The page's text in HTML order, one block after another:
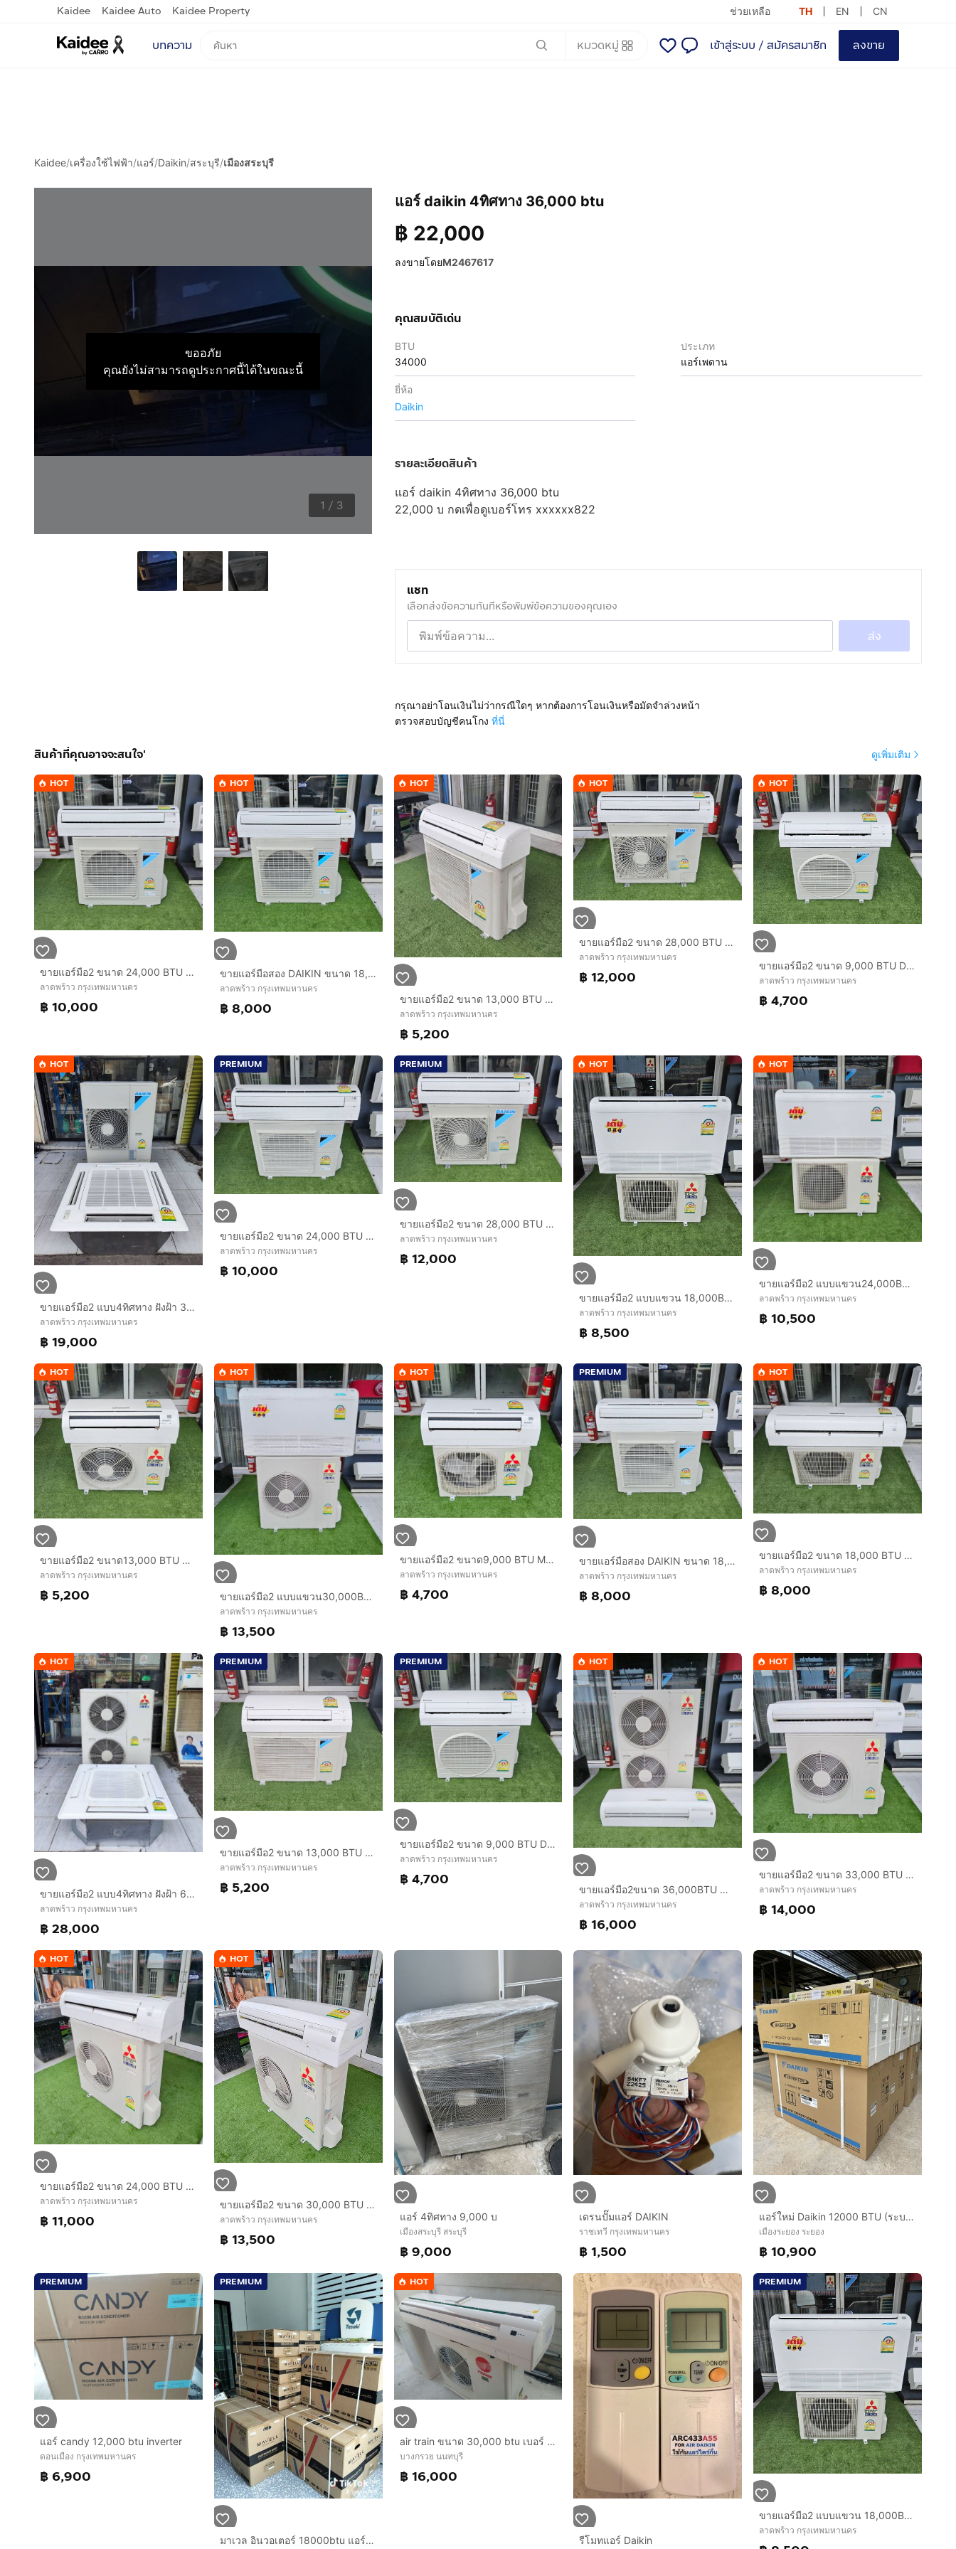
Kaidee Kaidee Auto Kaidee Property ช่วยเหลือ TH EN CN
บทความ หมวดหมู่ เข้าสู่ระบบ / สมัครสมาชิก ลงขาย
Kaidee/เครื่องใช้ไฟฟ้า/แอร์/Daikin/สระบุรี/เมืองสระบุรี
ขออภัย
คุณยังไม่สามารถดูประกาศนี้ได้ในขณะนี้
1 / 3
แอร์ daikin 4ทิศทาง 36,000 btu
฿ 22,000
ลงขายโดยM2467617
คุณสมบัติเด่น
BTU
34000
ประเภท
แอร์เพดาน
ยี่ห้อ
Daikin
รายละเอียดสินค้า
แอร์ daikin 4ทิศทาง 36,000 btu
22,000 บ กดเพื่อดูเบอร์โทร xxxxxx822
แชท
เลือกส่งข้อความทันทีหรือพิมพ์ข้อความของคุณเอง
ส่ง
กรุณาอย่าโอนเงินไม่ว่ากรณีใดๆ หากต้องการโอนเงินหรือมัดจำล่วงหน้า
ตรวจสอบบัญชีคนโกง ที่นี่
สินค้าที่คุณอาจจะสนใจ' ดูเพิ่มเติม
HOT
ขายแอร์มือ2 ขนาด 24,000 BTU DAIKIN สภาพสวย ราคาถูก ประหยัดไฟ ทน พร้อมใช้งาน
ลาดพร้าว กรุงเทพมหานคร
฿ 10,000
HOT
ขายแอร์มือสอง DAIKIN ขนาด 18,000BTU สภาพสวย ราคาถูก ใช้งานปกติ ประหยัดไฟเบอร์5 ครับ
ลาดพร้าว กรุงเทพมหานคร
฿ 8,000
HOT
ขายแอร์มือ2 ขนาด 13,000 BTU DAIKIN สภาพสวย ราคาถูก ประหยัดไฟ ทน พร้อมใช้งาน กทม.
ลาดพร้าว กรุงเทพมหานคร
฿ 5,200
HOT
ขายแอร์มือ2 ขนาด 28,000 BTU DAIKIN สภาพสวย ราคาถูก ประหยัดไฟ ทน พร้อมใช้งาน กทม.
ลาดพร้าว กรุงเทพมหานคร
฿ 12,000
HOT
ขายแอร์มือ2 ขนาด 9,000 BTU DAIKIN สภาพสวย ราคาถูก ประหยัดไฟ ทน พร้อมใช้งาน กทม.
ลาดพร้าว กรุงเทพมหานคร
฿ 4,700
HOT
ขายแอร์มือ2 แบบ4ทิศทาง ฝังฝ้า 36,000BTU DAIKIN สภาพสวย ประหยัดไฟ ทน พร้อมใช้งาน กทม.
ลาดพร้าว กรุงเทพมหานคร
฿ 19,000
PREMIUM
ขายแอร์มือ2 ขนาด 24,000 BTU DAIKIN สภาพสวย ราคาถูก ประหยัดไฟ ทน พร้อมใช้งาน
ลาดพร้าว กรุงเทพมหานคร
฿ 10,000
PREMIUM
ขายแอร์มือ2 ขนาด 28,000 BTU DAIKIN สภาพสวย ราคาถูก ประหยัดไฟ ทน พร้อมใช้งาน กทม.
ลาดพร้าว กรุงเทพมหานคร
฿ 12,000
HOT
ขายแอร์มือ2 แบบแขวน 18,000BTU MITSUBISHI Electric MR.SLIM สภาพสวย ราคาถูก ประหยัดไฟ พร้อมใช้งาน กทม.
ลาดพร้าว กรุงเทพมหานคร
฿ 8,500
HOT
ขายแอร์มือ2 แบบแขวน24,000BTU MITSUBISHI Electric MR.SLIM สภาพสวย ราคาถูก ประหยัดไฟ พร้อมใช้งาน กทม.
ลาดพร้าว กรุงเทพมหานคร
฿ 10,500
HOT
ขายแอร์มือ2 ขนาด13,000 BTU MITSUBISHI Electric Mr.SLIM สภาพสวย ราคาถูก ประหยัดไฟ ทน พร้อมใช้งาน
ลาดพร้าว กรุงเทพมหานคร
฿ 5,200
HOT
ขายแอร์มือ2 แบบแขวน30,000BTU MITSUBISHI Electric MR.SLIM สภาพสวย ราคาถูก ประหยัดไฟ พร้อมใช้งาน กทม.
ลาดพร้าว กรุงเทพมหานคร
฿ 13,500
HOT
ขายแอร์มือ2 ขนาด9,000 BTU MITSUBISHI Electric Mr.SLIM สภาพสวย ราคาถูก ประหยัดไฟ ทน พร้อมใช้งาน
ลาดพร้าว กรุงเทพมหานคร
฿ 4,700
PREMIUM
ขายแอร์มือสอง DAIKIN ขนาด 18,000BTU สภาพสวย ราคาถูก ใช้งานปกติ ประหยัดไฟครับ
ลาดพร้าว กรุงเทพมหานคร
฿ 8,000
HOT
ขายแอร์มือ2 ขนาด 18,000 BTU MITSUBISHI Electric MR.SLIM สภาพสวย ราคาถูก ประหยัดไฟ ทน พร้อมใช้งาน
ลาดพร้าว กรุงเทพมหานคร
฿ 8,000
HOT
ขายแอร์มือ2 แบบ4ทิศทาง ฝังฝ้า 60,000BTU MITSUBISHI Mr.Slim ไฟ380V. สภาพสวย ประหยัดไฟ พร้อมใช้งาน กทม.
ลาดพร้าว กรุงเทพมหานคร
฿ 28,000
PREMIUM
ขายแอร์มือ2 ขนาด 13,000 BTU DAIKIN สภาพสวย ราคาถูก ประหยัดไฟ ทน พร้อมใช้งาน
ลาดพร้าว กรุงเทพมหานคร
฿ 5,200
PREMIUM
ขายแอร์มือ2 ขนาด 9,000 BTU DAIKIN สภาพสวย ราคาถูก ประหยัดไฟ ทน พร้อมใช้งาน
ลาดพร้าว กรุงเทพมหานคร
฿ 4,700
HOT
ขายแอร์มือ2ขนาด 36,000BTU MITSUBISHI Electric MR.SLIM สภาพสวย ราคาถูก ประหยัดไฟ ทน พร้อมใช้งาน กทม.
ลาดพร้าว กรุงเทพมหานคร
฿ 16,000
HOT
ขายแอร์มือ2 ขนาด 33,000 BTU MITSUBISHI Electric MR.SLIM สภาพสวย ราคาถูก ประหยัดไฟ ทน พร้อมใช้งาน
ลาดพร้าว กรุงเทพมหานคร
฿ 14,000
HOT
ขายแอร์มือ2 ขนาด 24,000 BTU MITSUBISHI Electric MR.SLIM สภาพสวย ราคาถูก ประหยัดไฟ ทน พร้อมใช้งาน
ลาดพร้าว กรุงเทพมหานคร
฿ 11,000
HOT
ขายแอร์มือ2 ขนาด 30,000 BTU MITSUBISHI Electric MR.SLIM สภาพสวย ราคาถูก ประหยัดไฟ ทน พร้อมใช้งาน
ลาดพร้าว กรุงเทพมหานคร
฿ 13,500
แอร์ 4ทิศทาง 9,000 บ
เมืองสระบุรี สระบุรี
฿ 9,000
เดรนปั๊มแอร์ DAIKIN
ราชเทวี กรุงเทพมหานคร
฿ 1,500
แอร์ใหม่ Daikin 12000 BTU (ระบบอินเวอร์เตอร์)
เมืองระยอง ระยอง
฿ 10,900
PREMIUM
แอร์ candy 12,000 btu inverter
ดอนเมือง กรุงเทพมหานคร
฿ 6,900
PREMIUM
มาเวล อินวอเตอร์ 18000btu แอร์มือ1 รับประกันศูนย์รับได้ที่บางเมืองสมุทรปราการ
HOT
air train ขนาด 30,000 btu เบอร์ 5 น้ำยา r32 สภาพดีมาก เทสระบบแล้ว ประกันทุกชิ้นส่วน 1 ปีฟรีค่าติดตั้ง
บางกรวย นนทบุรี
฿ 16,000
รีโมทแอร์ Daikin
PREMIUM
ขายแอร์มือ2 แบบแขวน 18,000BTU MITSUBISHI Electric MR.SLIM สภาพสวย ราคาถูก ประหยัดไฟ พร้อมใช้งาน กทม.
ลาดพร้าว กรุงเทพมหานคร